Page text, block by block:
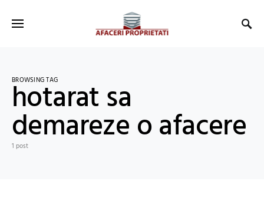
BROWSING TAG
hotarat sa
demareze o afacere
1 post